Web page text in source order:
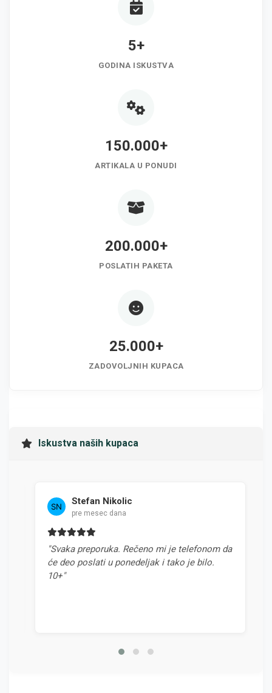
5+
GODINA ISKUSTVA
150.000+
ARTIKALA U PONUDI
200.000+
POSLATIH PAKETA
25.000+
ZADOVOLJNIH KUPACA
Iskustva naših kupaca
Stefan Nikolic
pre mesec dana
"Svaka preporuka. Rečeno mi je telefonom da
će deo poslati u ponedeljak i tako je bilo.
10+"